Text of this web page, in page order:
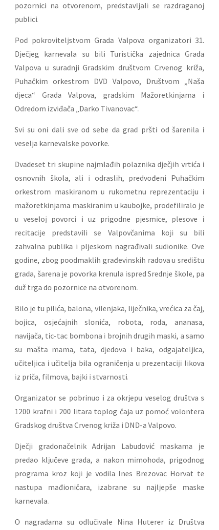
pozornici na otvorenom, predstavljali se razdraganoj
publici.
Pod pokroviteljstvom Grada Valpova organizatori 31.
Dječjeg karnevala su bili Turistička zajednica Grada
Valpova u suradnji Gradskim društvom Crvenog križa,
Puhačkim orkestrom DVD Valpovo, Društvom „Naša
djeca“ Grada Valpova, gradskim Mažoretkinjama i
Odredom izviđača „Darko Tivanovac“.
Svi su oni dali sve od sebe da grad pršti od šarenila i
veselja karnevalske povorke.
Dvadeset tri skupine najmlađih polaznika dječjih vrtića i
osnovnih škola, ali i odraslih, predvođeni Puhačkim
orkestrom maskiranom u rukometnu reprezentaciju i
mažoretkinjama maskiranim u kaubojke, prodefiliralo je
u veseloj povorci i uz prigodne pjesmice, plesove i
recitacije predstavili se Valpovčanima koji su bili
zahvalna publika i pljeskom nagrađivali sudionike. Ove
godine, zbog poodmaklih građevinskih radova u središtu
grada, šarena je povorka krenula ispred Srednje škole, pa
duž trga do pozornice na otvorenom.
Bilo je tu pilića, balona, vilenjaka, liječnika, vrećica za čaj,
bojica, osjećajnih slonića, robota, roda, ananasa,
navijača, tic-tac bombona i brojnih drugih maski, a samo
su mašta mama, tata, djedova i baka, odgajateljica,
učiteljica i učitelja bila ograničenja u prezentaciji likova
iz priča, filmova, bajki i stvarnosti.
Organizator se pobrinuo i za okrjepu veselog društva s
1200 krafni i 200 litara toplog čaja uz pomoć volontera
Gradskog društva Crvenog križa i DND-a Valpovo.
Dječji gradonačelnik Adrijan Labudović maskama je
predao ključeve grada, a nakon mimohoda, prigodnog
programa kroz koji je vodila Ines Brezovac Horvat te
nastupa mađioničara, izabrane su najljepše maske
karnevala.
O nagradama su odlučivale Nina Huterer iz Društva